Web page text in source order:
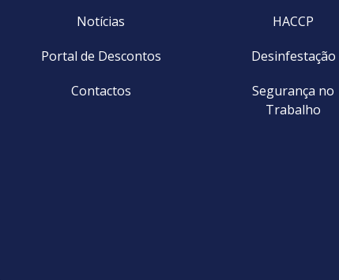
Notícias
Portal de Descontos
Contactos
HACCP
Desinfestação
Segurança no
Trabalho